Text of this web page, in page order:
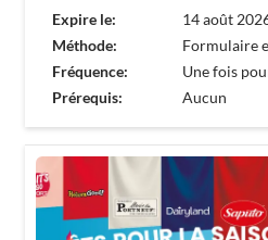
Expire le:
14 août
Méthode:
Formulaire
Fréquence:
Une fois
Prérequis:
Aucun